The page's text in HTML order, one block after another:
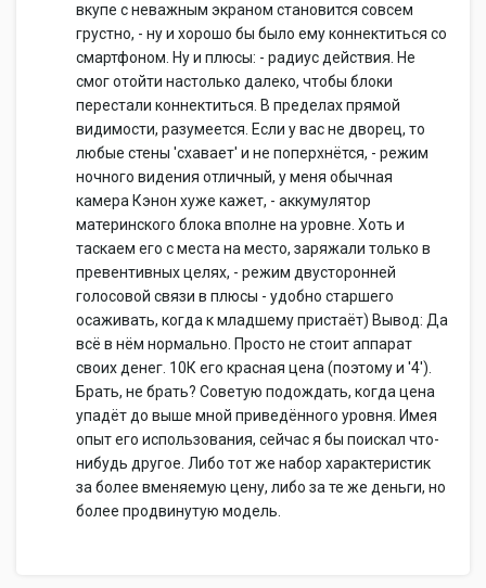
вкупе с неважным экраном становится совсем
грустно, - ну и хорошо бы было ему коннектиться со
смартфоном. Ну и плюсы: - радиус действия. Не
смог отойти настолько далеко, чтобы блоки
перестали коннектиться. В пределах прямой
видимости, разумеется. Если у вас не дворец, то
любые стены 'схавает' и не поперхнётся, - режим
ночного видения отличный, у меня обычная
камера Кэнон хуже кажет, - аккумулятор
материнского блока вполне на уровне. Хоть и
таскаем его с места на место, заряжали только в
превентивных целях, - режим двусторонней
голосовой связи в плюсы - удобно старшего
осаживать, когда к младшему пристаёт) Вывод: Да
всё в нём нормально. Просто не стоит аппарат
своих денег. 10К его красная цена (поэтому и '4').
Брать, не брать? Советую подождать, когда цена
упадёт до выше мной приведённого уровня. Имея
опыт его использования, сейчас я бы поискал что-
нибудь другое. Либо тот же набор характеристик
за более вменяемую цену, либо за те же деньги, но
более продвинутую модель.